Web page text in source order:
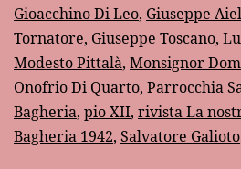
Gioacchino Di Leo, Giuseppe
Tornatore, Giuseppe Toscano,
Modesto Pittalà, Monsignor
Onofrio Di Quarto, Parrocchia
Bagheria, pio XII, rivista La
Bagheria 1942, Salvatore Galioto